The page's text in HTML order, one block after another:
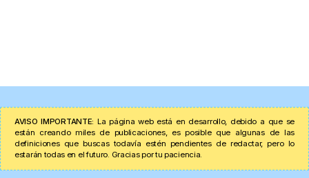
AVISO IMPORTANTE: La página web está en desarrollo, debido a que se
están creando miles de publicaciones, es posible que algunas de las
definiciones que buscas todavía estén pendientes de redactar, pero lo
estarán todas en el futuro. Gracias por tu paciencia.